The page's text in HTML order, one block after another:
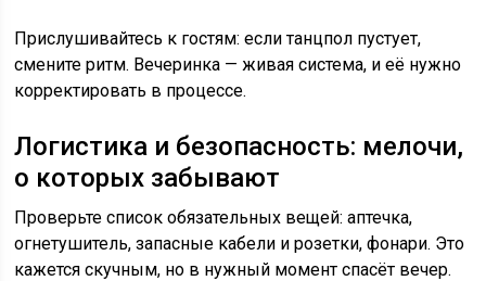
Прислушивайтесь к гостям: если танцпол пустует,
смените ритм. Вечеринка — живая система, и её нужно
корректировать в процессе.
Логистика и безопасность: мелочи,
о которых забывают
Проверьте список обязательных вещей: аптечка,
огнетушитель, запасные кабели и розетки, фонари. Это
кажется скучным, но в нужный момент спасёт вечер.